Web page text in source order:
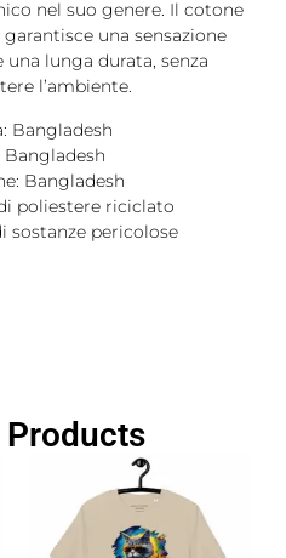
nel suo genere. Il cotone
una sensazione
una lunga durata, senza
l’ambiente.
Bangladesh
Bangladesh
Bangladesh
poliestere riciclato
sostanze pericolose
Products